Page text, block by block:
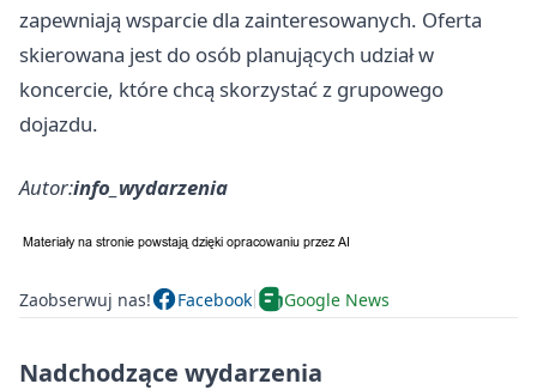
zapewniają wsparcie dla zainteresowanych. Oferta
skierowana jest do osób planujących udział w
koncercie, które chcą skorzystać z grupowego
dojazdu.
Autor:info_wydarzenia
Zaobserwuj nas! Facebook Google News
Nadchodzące wydarzenia